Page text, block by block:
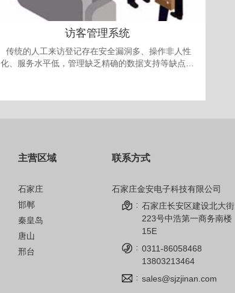
访客管理系统
传统的人工来访登记存在安全漏洞多、操作非人性
化、服务水平低，管理缺乏精确的数据支持等缺点。
要求，进入单位进行作案。发案后追查却有可能发现
访客机管理系统，技术先进、操作简单、性能可靠，
构、公安、院校安全保卫管理的得力助手。
主营区域
石家庄
邯郸
秦皇岛
唐山
邢台
联系方式
石家庄金安电子科技有限公司
: 石家庄长安区建设北大街
223号中浩第一商务南楼
15E
: 0311-86058468
13803213464
: sales@sjzjinan.com